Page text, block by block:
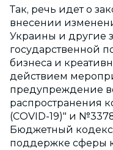
Так, речь идет о
внесении
Украины и другие
государственной
бизнеса и
действием
предупреждение
распространения
(COVID-19)" и
Бюджетный кодекс
поддержке сферы